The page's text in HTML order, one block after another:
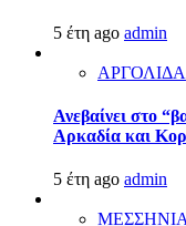
5 έτη ago admin
ΑΡΓΟΛΙΔΑ
Ανεβαίνει στο
Αρκαδία και
5 έτη ago admin
ΜΕΣΣΗΝΙΑ